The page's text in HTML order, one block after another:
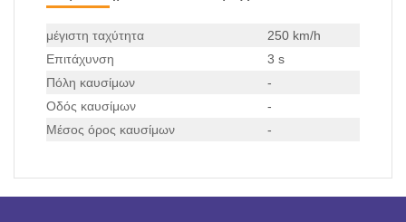
μέγιστη ταχύτητα
250 km/h
Επιτάχυνση
3 s
Πόλη καυσίμων
-
Οδός καυσίμων
-
Μέσος όρος καυσίμων
-